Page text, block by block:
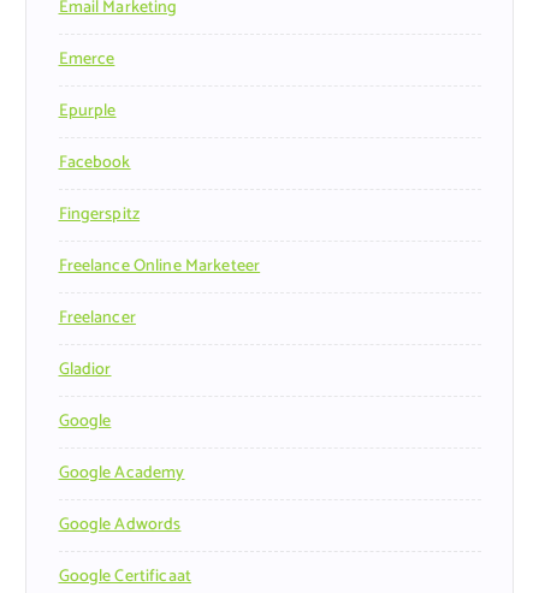
Email Marketing
Emerce
Epurple
Facebook
Fingerspitz
Freelance Online Marketeer
Freelancer
Gladior
Google
Google Academy
Google Adwords
Google Certificaat